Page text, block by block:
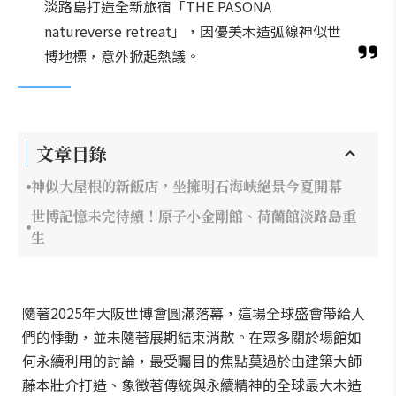
淡路島打造全新旅宿「THE PASONA
natureverse retreat」，因優美木造弧線神似世
博地標，意外掀起熱議。
文章目錄
神似大屋根的新飯店，坐擁明石海峽絕景今夏開幕
世博記憶未完待續！原子小金剛館、荷蘭館淡路島重
生
隨著2025年大阪世博會圓滿落幕，這場全球盛會帶給人
們的悸動，並未隨著展期結束消散。在眾多關於場館如
何永續利用的討論，最受矚目的焦點莫過於由建築大師
藤本壯介打造、象徵著傳統與永續精神的全球最大木造